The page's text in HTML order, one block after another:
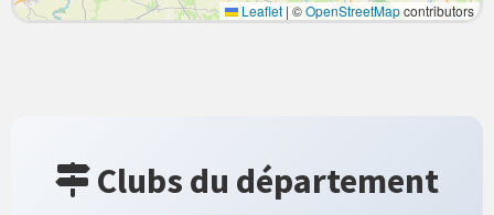
Leaflet | ©OpenStreetMapcontributors
Clubs du département